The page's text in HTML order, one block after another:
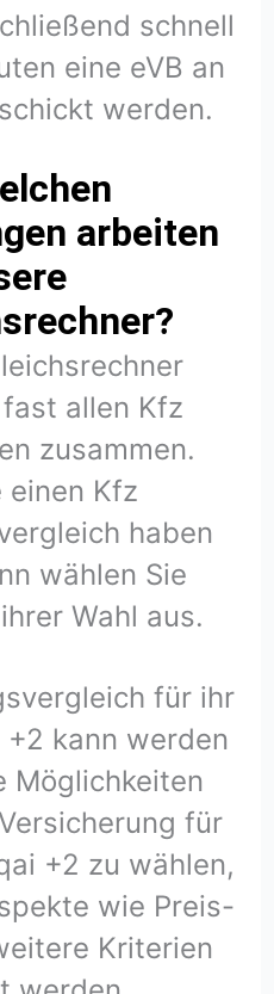
schnell
eine eVB an
werden.
arbeiten
allen Kfz
zusammen.
einen Kfz
haben
wählen Sie
Wahl aus.
für ihr
+2 kann werden
Möglichkeiten
für
+2 zu wählen,
wie Preis-
Kriterien